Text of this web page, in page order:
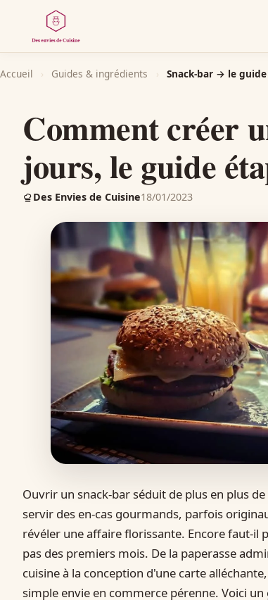
Accueil › Guides & ingrédients › Snack-bar → le
Comment créer
jours, le guide
Des Envies de Cuisine18/01/2023
Ouvrir un snack-bar séduit de plus en plus
servir des en-cas gourmands, parfois
révéler une affaire florissante. Encore faut-il
pas des premiers mois. De la paperasse
cuisine à la conception d'une carte
simple envie en commerce pérenne. Voici